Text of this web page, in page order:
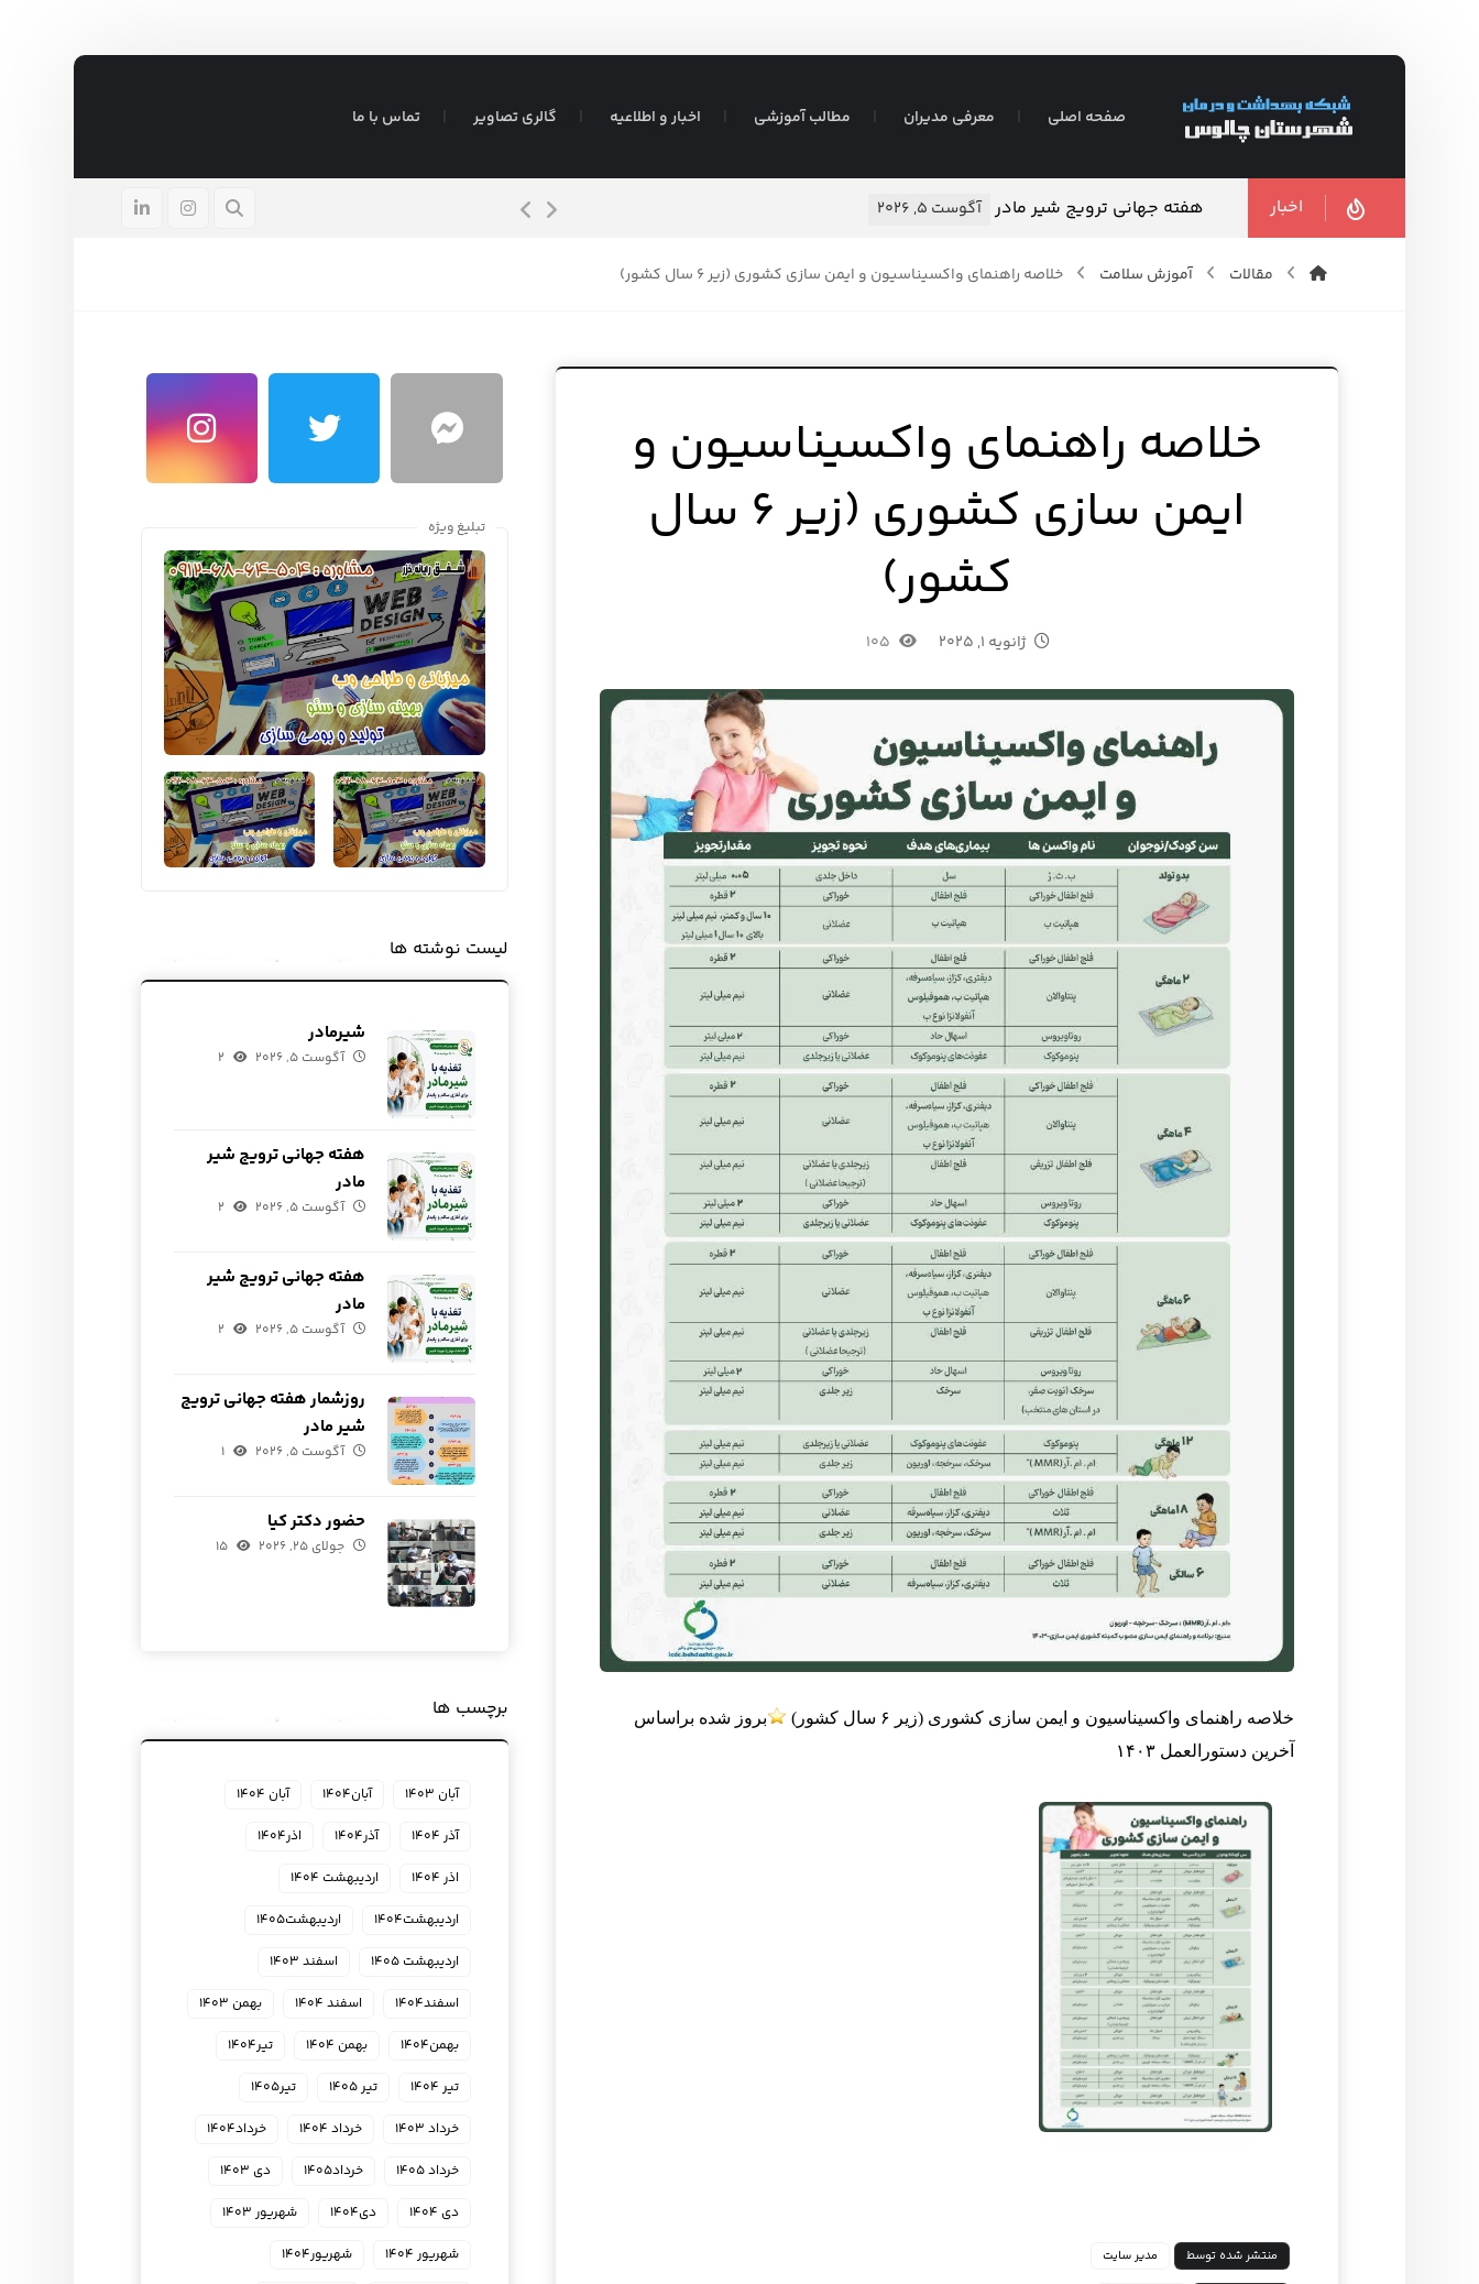
صفحه اصلی معرفی مدیران مطالب آموزشی اخبار و اطلاعیه گالری تصاویر تماس با ما
اخبار شیرمادر هفته جهانی ترویج شیر مادر آگوست ۵, ۲۰۲۶
مقالات آموزش سلامت خلاصه راهنمای واکسیناسیون و ایمن سازی کشوری (زیر ۶ سال کشور)
خلاصه راهنمای واکسیناسیون و
ایمن سازی کشوری (زیر ۶ سال
کشور)
ژانویه ۱, ۲۰۲۵ ۱۰۵
خلاصه راهنمای واکسیناسیون و ایمن سازی کشوری (زیر ۶ سال کشور)
بروز شده براساس
آخرین دستورالعمل ۱۴۰۳
منتشر شده توسط مدیر سایت
تبلیغ ویژه
لیست نوشته ها
شیرمادر
آگوست ۵, ۲۰۲۶ ۲
هفته جهانی ترویج شیر
مادر
آگوست ۵, ۲۰۲۶ ۲
هفته جهانی ترویج شیر
مادر
آگوست ۵, ۲۰۲۶ ۲
روزشمار هفته جهانی ترویج
شیر مادر
آگوست ۵, ۲۰۲۶ ۱
حضور دکتر کیا
جولای ۲۵, ۲۰۲۶ ۱۵
برچسب ها
آبان ۱۴۰۳ آبان۱۴۰۴
آبان ۱۴۰۴
آذر ۱۴۰۴
آذر۱۴۰۴
اذر۱۴۰۴
اذر ۱۴۰۴
اردیبهشت ۱۴۰۴
اردیبهشت۱۴۰۴
اردیبهشت۱۴۰۵
اردیبهشت ۱۴۰۵
اسفند ۱۴۰۳
اسفند۱۴۰۴
اسفند ۱۴۰۴
بهمن ۱۴۰۳
بهمن۱۴۰۴
بهمن ۱۴۰۴
تیر۱۴۰۴
تیر ۱۴۰۴
تیر ۱۴۰۵
تیر۱۴۰۵
خرداد ۱۴۰۳
خرداد ۱۴۰۴
خرداد۱۴۰۴
خرداد ۱۴۰۵
خرداد۱۴۰۵
دی ۱۴۰۳
دی ۱۴۰۴
دی۱۴۰۴
شهریور ۱۴۰۳
شهریور ۱۴۰۴
شهریور۱۴۰۴